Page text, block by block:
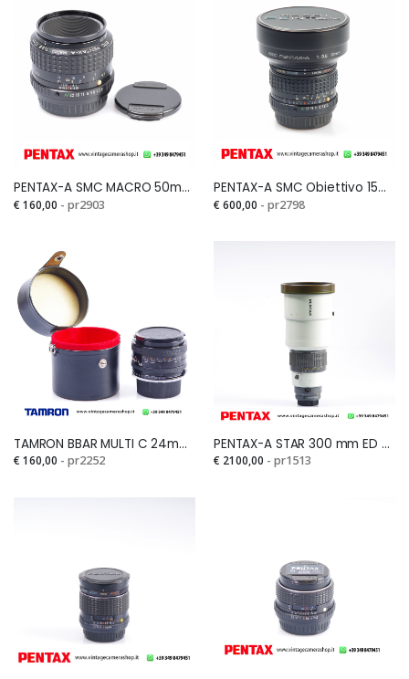
PENTAX-A SMC MACRO 50mm 1:2,8Si
€ 160,00 - pr2903
PENTAX-A SMC Obiettivo 15mm F.3,5 (raro) for Full Frame e APS-CSi
€ 600,00 - pr2798
TAMRON BBAR MULTI C 24mm-F2.5 for PENTAXSi
€ 160,00 - pr2252
PENTAX-A STAR 300 mm ED (IF) F.2,8Si
€ 2100,00 - pr1513